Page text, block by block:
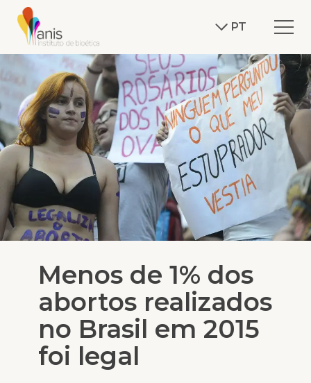
PT
Menos de 1% dos
abortos realizados
no Brasil em 2015
foi legal